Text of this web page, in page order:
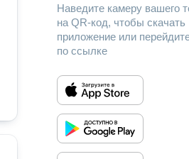
Наведите камеру вашего
на QR-код, чтобы скачать
приложение или
по ссылке